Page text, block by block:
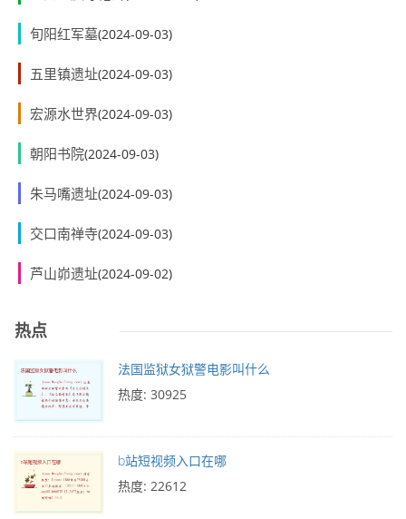
旬阳红军墓(2024-09-03)
五里镇遗址(2024-09-03)
宏源水世界(2024-09-03)
朝阳书院(2024-09-03)
朱马嘴遗址(2024-09-03)
交口南禅寺(2024-09-03)
芦山峁遗址(2024-09-02)
热点
法国监狱女狱警电影叫什么
热度: 30925
b站短视频入口在哪
热度: 22612